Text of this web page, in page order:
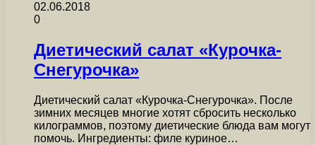
02.06.2018
0
Диетический салат «Курочка-
Снегурочка»
Диетический салат «Курочка-Снегурочка». После
зимних месяцев многие хотят сбросить несколько
килограммов, поэтому диетические блюда вам могут
помочь. Ингредиенты: филе куриное…